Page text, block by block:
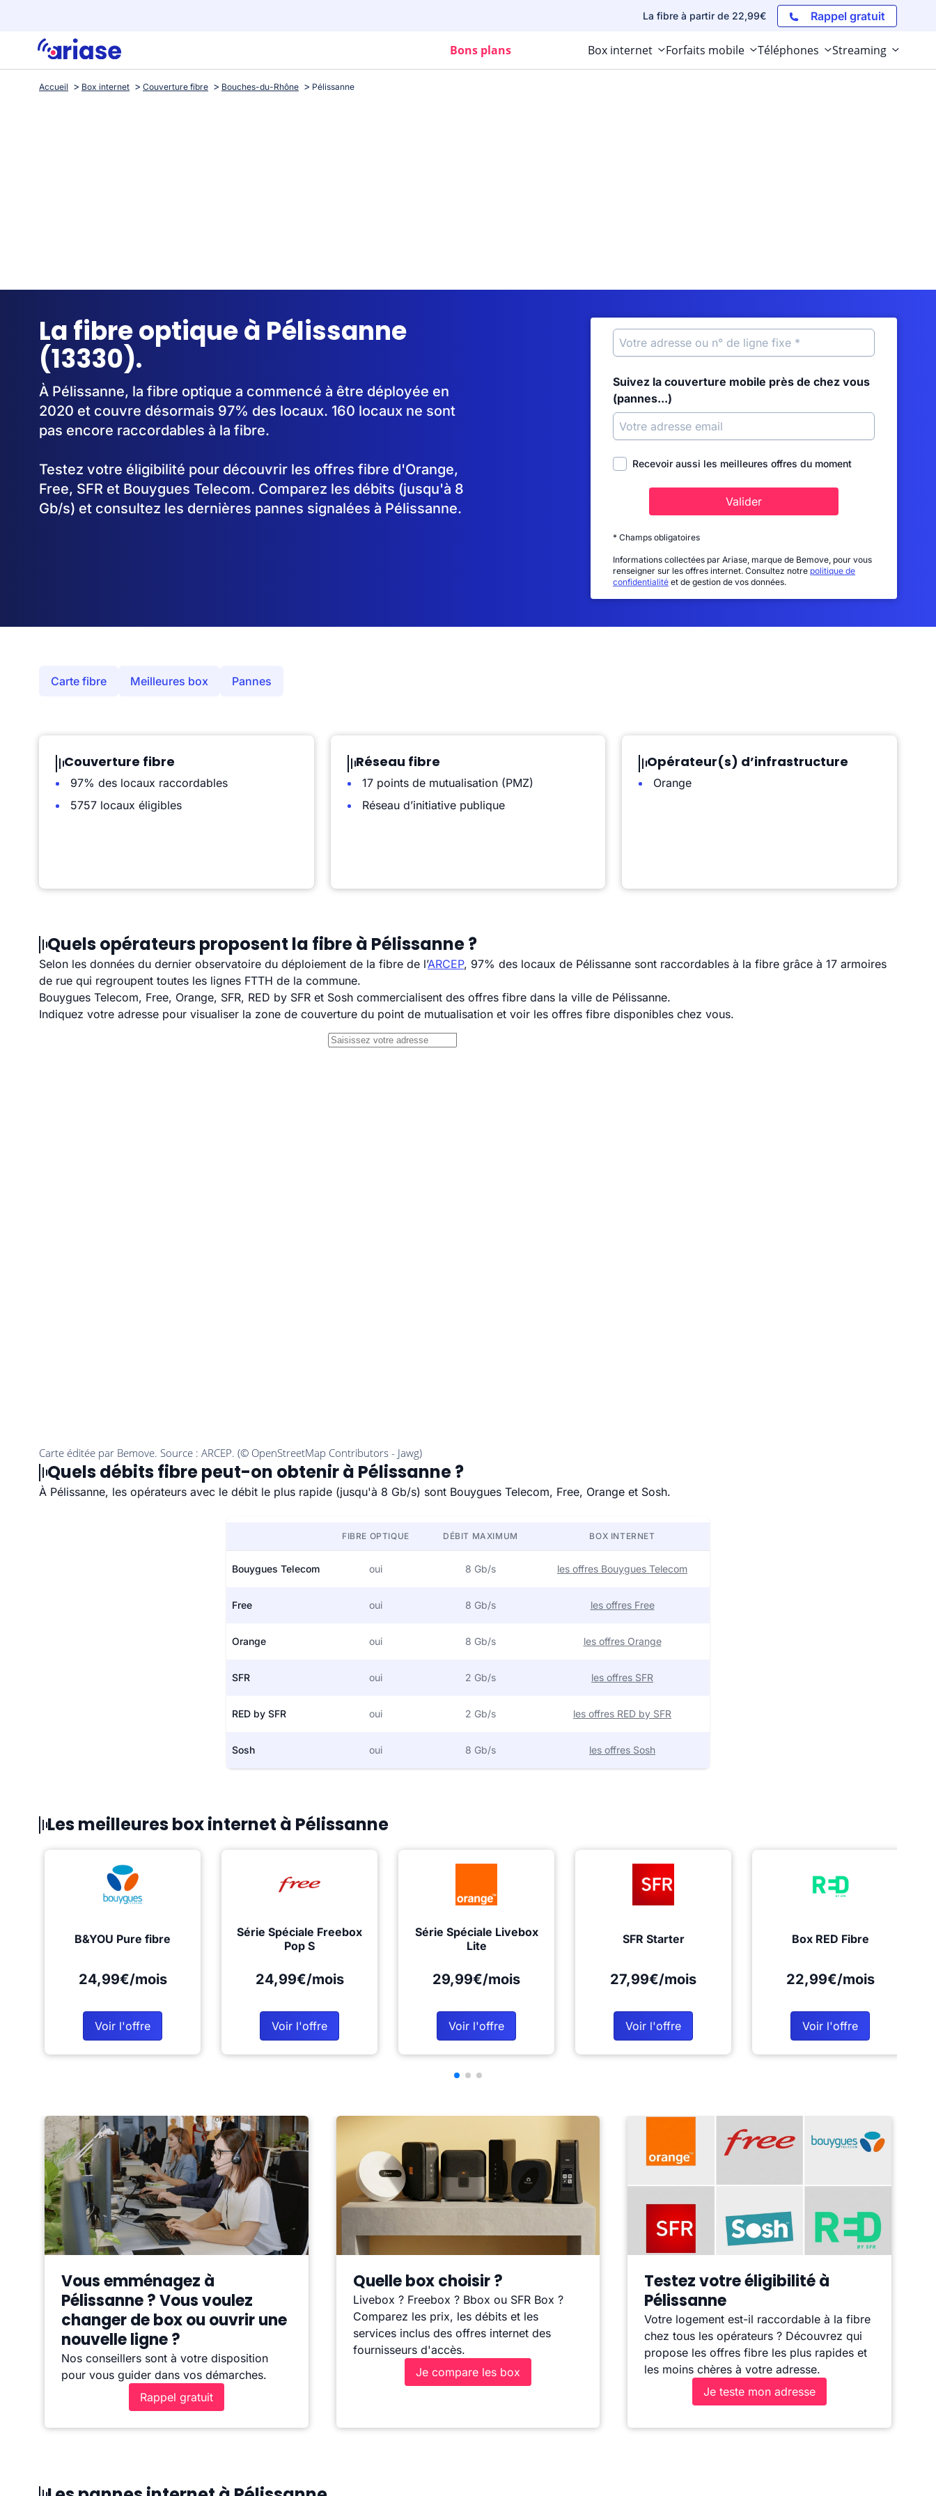
La fibre à partir de 22,99€ Rappel gratuit
Bons plans Box internet Forfaits mobile Téléphones Streaming
Accueil Box internet Couverture fibre Bouches-du-Rhône Pélissanne
La fibre optique à Pélissanne
(13330).
À Pélissanne, la fibre optique a commencé à être déployée en
2020 et couvre désormais 97% des locaux. 160 locaux ne sont
pas encore raccordables à la fibre.
Testez votre éligibilité pour découvrir les offres fibre d'Orange,
Free, SFR et Bouygues Telecom. Comparez les débits (jusqu'à 8
Gb/s) et consultez les dernières pannes signalées à Pélissanne.
Suivez la couverture mobile près de chez vous
(pannes...)
Recevoir aussi les meilleures offres du moment
Valider
* Champs obligatoires
Informations collectées par Ariase, marque de Bemove, pour vous
renseigner sur les offres internet. Consultez notre politique de
confidentialité et de gestion de vos données.
Carte fibre Meilleures box Pannes
Couverture fibre
97% des locaux raccordables
5757 locaux éligibles
Réseau fibre
17 points de mutualisation (PMZ)
Réseau d’initiative publique
Opérateur(s) d’infrastructure
Orange
Quels opérateurs proposent la fibre à Pélissanne ?
Selon les données du dernier observatoire du déploiement de la fibre de l’ARCEP, 97% des locaux de Pélissanne sont raccordables à la fibre grâce à 17 armoires
de rue qui regroupent toutes les lignes FTTH de la commune.
Bouygues Telecom, Free, Orange, SFR, RED by SFR et Sosh commercialisent des offres fibre dans la ville de Pélissanne.
Indiquez votre adresse pour visualiser la zone de couverture du point de mutualisation et voir les offres fibre disponibles chez vous.
Quels débits fibre peut-on obtenir à Pélissanne ?
À Pélissanne, les opérateurs avec le débit le plus rapide (jusqu'à 8 Gb/s) sont Bouygues Telecom, Free, Orange et Sosh.
FIBRE OPTIQUE DÉBIT MAXIMUM BOX INTERNET
Bouygues Telecom oui 8 Gb/s les offres Bouygues Telecom
Free oui 8 Gb/s les offres Free
Orange oui 8 Gb/s les offres Orange
SFR oui 2 Gb/s les offres SFR
RED by SFR oui 2 Gb/s les offres RED by SFR
Sosh oui 8 Gb/s les offres Sosh
Les meilleures box internet à Pélissanne
B&YOU Pure fibre
24,99€/mois
Voir l'offre
Série Spéciale Freebox
Pop S
24,99€/mois
Voir l'offre
Série Spéciale Livebox
Lite
29,99€/mois
Voir l'offre
SFR Starter
27,99€/mois
Voir l'offre
Box RED Fibre
22,99€/mois
Voir l'offre
Vous emménagez à
Pélissanne ? Vous voulez
changer de box ou ouvrir une
nouvelle ligne ?
Nos conseillers sont à votre disposition
pour vous guider dans vos démarches.
Rappel gratuit
Quelle box choisir ?
Livebox ? Freebox ? Bbox ou SFR Box ?
Comparez les prix, les débits et les
services inclus des offres internet des
fournisseurs d'accès.
Je compare les box
Testez votre éligibilité à
Pélissanne
Votre logement est-il raccordable à la fibre
chez tous les opérateurs ? Découvrez qui
propose les offres fibre les plus rapides et
les moins chères à votre adresse.
Je teste mon adresse